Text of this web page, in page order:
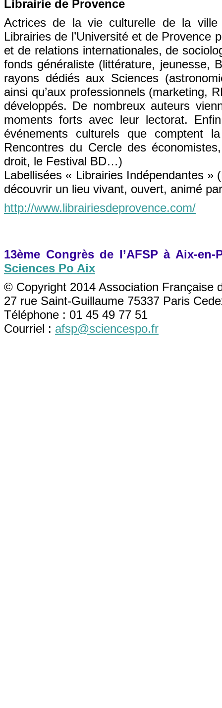
Librairie de Provence
Actrices de la vie culturelle de la ville
Librairies de l’Université et de Provence
et de relations internationales, de
fonds généraliste (littérature,
rayons dédiés aux Sciences
ainsi qu’aux professionnels (marketing,
développés. De nombreux auteurs
moments forts avec leur lectorat.
événements culturels que comptent
Rencontres du Cercle des
droit, le Festival BD…)
Labellisées « Librairies Indépendantes
découvrir un lieu vivant, ouvert, animé
http://www.librairiesdeprovence.com/
13ème Congrès de l’AFSP à Aix-
Sciences Po Aix
© Copyright 2014 Association Française
27 rue Saint-Guillaume 75337 Paris
Téléphone : 01 45 49 77 51
Courriel : afsp@sciencespo.fr